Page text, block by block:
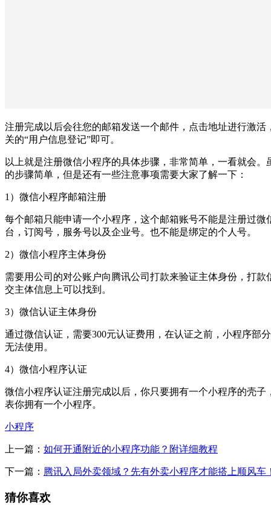
注册完成以后会往您的邮箱发送一个邮件，点击地址进行激活
关的“用户信息登记”即可。
以上就是注册微信小程序的具体步骤，非常简单，一看就会。
的步骤简单，但是还有一些注意事项需要大家了解一下：
1）微信小程序邮箱注册
每个邮箱只能申请一个小程序，这个邮箱账号不能是注册过微
台，订阅号，服务号以及企业号。也不能是绑定的个人号。
2）微信小程序主体身份
需要用公司的对公账户向腾讯公司打款来验证主体身份，打款
交主体信息上可以找到。
3）微信认证主体身份
通过微信认证，需要300元认证费用，在认证之前，小程序部
无法使用。
4）微信小程序认证
微信小程序认证注册完成以后，你只要拥有一个小程序的壳子
表你拥有一个小程序。
小程序
上一篇： 如何开通附近的小程序功能？附详细教程
下一篇： 腾讯入局外卖领域？先有外卖小程序才能搭上顺风车
猜你喜欢